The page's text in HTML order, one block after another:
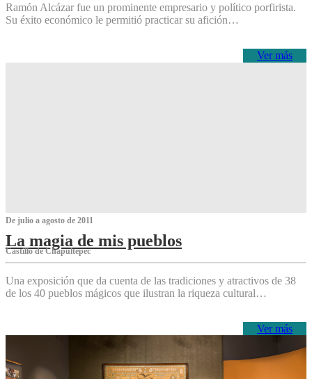
Ramón Alcázar fue un prominente empresario y político porfirista.
Su éxito económico le permitió practicar su afición…
Ver más
De julio a agosto de 2011
La magia de mis pueblos
Castillo de Chapultepec
Una exposición que da cuenta de las tradiciones y atractivos de 38
de los 40 pueblos mágicos que ilustran la riqueza cultural…
Ver más